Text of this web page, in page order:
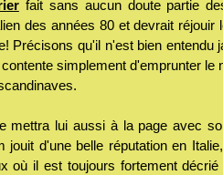
fait sans aucun doute partie
des années 80 et devrait réjouir
Précisons qu'il n'est bien entendu
simplement d'emprunter le
mettra lui aussi à la page avec
jouit d'une belle réputation en
où il est toujours fortement